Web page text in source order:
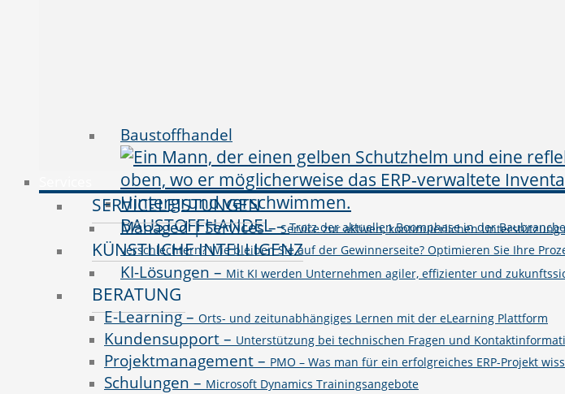
Baustoffhandel
BAUSTOFFHANDEL–Trotz der aktuellen Boomphase in der
verschlechtern? Wie bleiben Sie auf der Gewinnerseite? Optimieren Sie Ihre
SERVICELEISTUNGEN
Managed | Services–Service zur aktiven, kontinuierlichen
KÜNSTLICHE INTELLIGENZ
KI-Lösungen – Mit KI werden Unternehmen agiler, effizienter und
BERATUNG
E-Learning– Orts- und zeitunabhängiges Lernen mit der eLearning Plattform
Kundensupport– Unterstützung bei technischen Fragen und
Projektmanagement– PMO – Was man für ein erfolgreiches ERP-Projekt
Schulungen – Microsoft Dynamics Trainingsangebote